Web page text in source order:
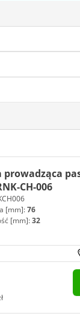
prowadząca
CH-006
[mm]:76
[mm]:32